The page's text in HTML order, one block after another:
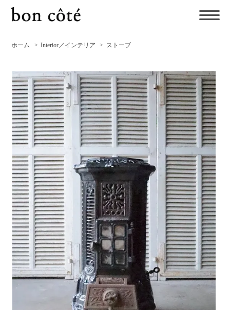
ホーム > Interior／インテリア > ストーブ